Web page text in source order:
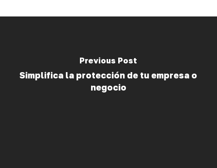
Previous Post
Simplifica la protección de tu empresa o
negocio